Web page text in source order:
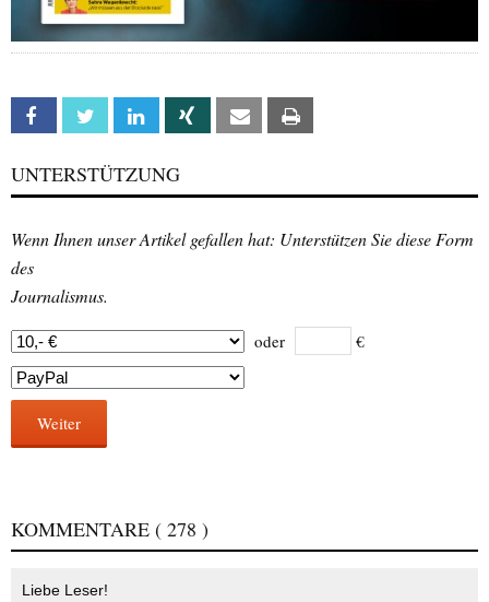
Facebook Twitter Linkedin Xing Email
UNTERSTÜTZUNG
Wenn Ihnen unser Artikel gefallen hat: Unterstützen Sie diese Form
des
Journalismus.
oder €
Weiter
KOMMENTARE ( 278 )
Liebe Leser!